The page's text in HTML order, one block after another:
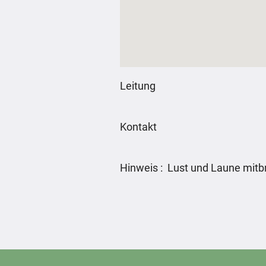
Leitung
Kontakt
Hinweis : Lust und Laune